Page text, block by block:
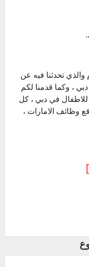
والذي تحدثنا فيه عن
، وكما قدمنا لكم
في دبي ، كل
وظائف الامارات ،